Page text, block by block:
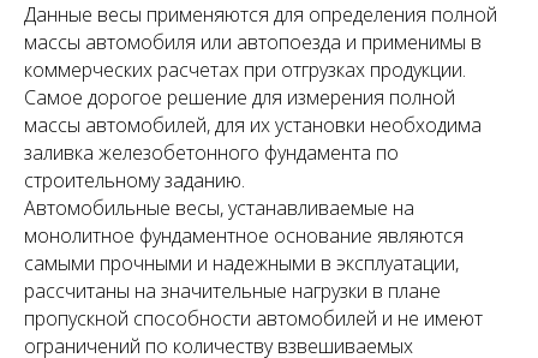
Данные весы применяются для определения полной
массы автомобиля или автопоезда и применимы в
коммерческих расчетах при отгрузках продукции.
Самое дорогое решение для измерения полной
массы автомобилей, для их установки необходима
заливка железобетонного фундамента по
строительному заданию.
Автомобильные весы, устанавливаемые на
монолитное фундаментное основание являются
самыми прочными и надежными в эксплуатации,
рассчитаны на значительные нагрузки в плане
пропускной способности автомобилей и не имеют
ограничений по количеству взвешиваемых